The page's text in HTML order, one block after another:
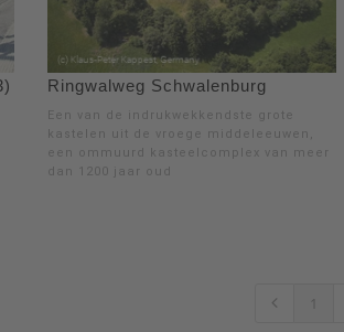
Ringwalweg Schwalenburg
Een van de indrukwekkendste grote
kastelen uit de vroege middeleeuwen,
een ommuurd kasteelcomplex van meer
dan 1200 jaar oud
1